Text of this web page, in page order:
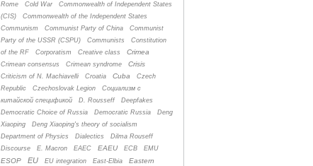
Rome
Cold War
Commonwealth of Independent States
(CIS)
Commonwealth of the Independent States
Communism
Communist Party of China
Communist
Party of the USSR (CSPU)
Communists
Constitution
of the RF
Corporatism Creative class Crimea
Crimean consensus Crimean syndrome Crisis
Criticism of N. Machiavelli Croatia Cuba
Czech
Republic
Czechoslovak Legion
Cоциализм с
китайской спецификой
D. Rousseff
Deepfakes
Democratic Choice of Russia
Democratic Russia
Deng
Xiaoping
Deng Xiaoping's theory of socialism
Department of Physics
Dialectics
Dilma Rouseff
Discourse
E. Macron EAEC EAEU ECB EMU
ESOP EU EU integration East-Elbia
Eastern